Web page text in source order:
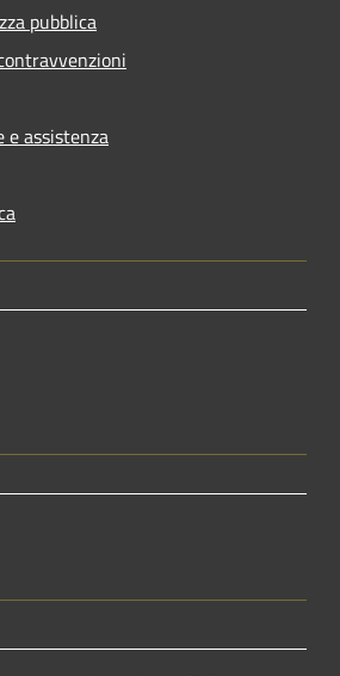
pubblica
e assistenza